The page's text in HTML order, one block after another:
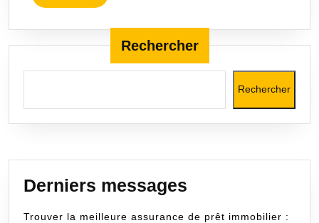
MORE
Rechercher
Rechercher
Derniers messages
Trouver la meilleure assurance de prêt immobilier :